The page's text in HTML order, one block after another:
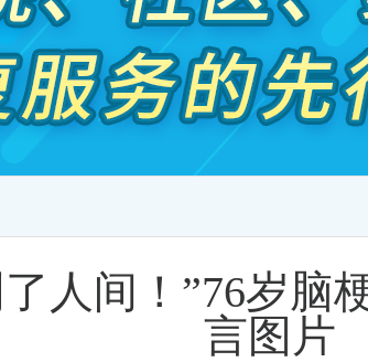
人间！”76岁脑
言图片